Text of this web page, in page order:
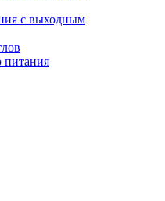
с выходным
питания